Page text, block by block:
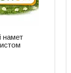
намет